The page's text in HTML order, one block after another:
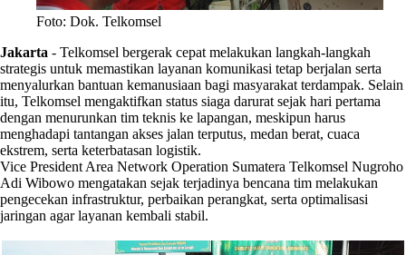
Foto: Dok. Telkomsel
Jakarta - Telkomsel bergerak cepat melakukan langkah-langkah
strategis untuk memastikan layanan komunikasi tetap berjalan serta
menyalurkan bantuan kemanusiaan bagi masyarakat terdampak. Selain
itu, Telkomsel mengaktifkan status siaga darurat sejak hari pertama
dengan menurunkan tim teknis ke lapangan, meskipun harus
menghadapi tantangan akses jalan terputus, medan berat, cuaca
ekstrem, serta keterbatasan logistik.
Vice President Area Network Operation Sumatera Telkomsel Nugroho
Adi Wibowo mengatakan sejak terjadinya bencana tim melakukan
pengecekan infrastruktur, perbaikan perangkat, serta optimalisasi
jaringan agar layanan kembali stabil.